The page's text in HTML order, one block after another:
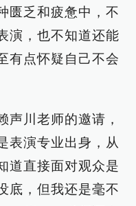
匮乏和疲惫中，不
演，也不知道还能
有点怀疑自己不会
声川老师的邀请，
表演专业出身，从
道直接面对观众是
底，但我还是毫不